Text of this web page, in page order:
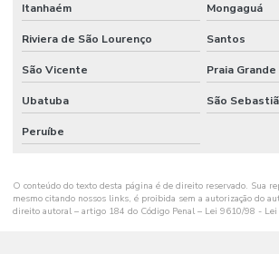
Itanhaém Mongaguá
Riviera de São Lourenço Santos
São Vicente Praia Grande
Ubatuba São
Peruíbe
O conteúdo do texto desta página é de direito reservado. Sua
mesmo citando nossos links, é proibida sem a autorização do
direito autoral – artigo 184 do Código Penal – Lei 9610/98 -